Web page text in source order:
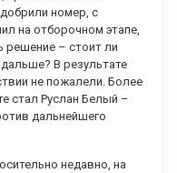
номер, с
на отборочном этапе,
решение – стоит ли
В результате
не пожалели. Более
стал Руслан Белый –
дальнейшего
недавно, на